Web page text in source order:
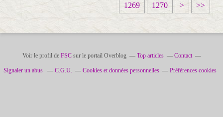
1269 1270
1
8
1
9
1
0
1
0
> >>
Voir le profil de FSCsur le portail Overblog Top articles Contact
Signaler un abus C.G.U. Cookies et données personnelles Préférences cookies